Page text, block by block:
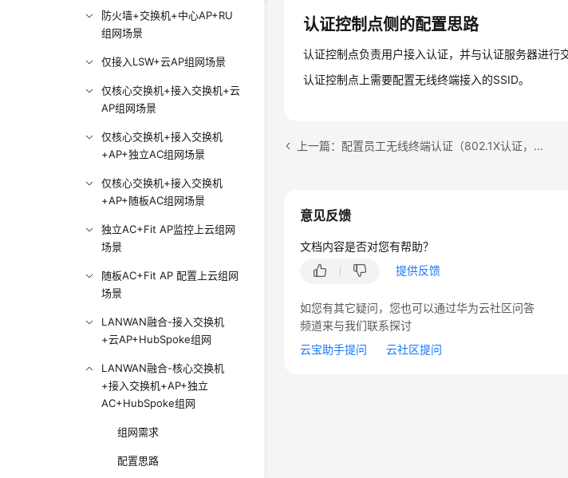
防火墙+交换机+中心AP+RU
组网场景
仅接入LSW+云AP组网场景
仅核心交换机+接入交换机+云
AP组网场景
仅核心交换机+接入交换机
+AP+独立AC组网场景
仅核心交换机+接入交换机
+AP+随板AC组网场景
独立AC+Fit AP监控上云组网
场景
随板AC+Fit AP 配置上云组网
场景
LANWAN融合-接入交换机
+云AP+HubSpoke组网
LANWAN融合-核心交换机
+接入交换机+AP+独立
AC+HubSpoke组网
组网需求
配置思路
认证控制点侧的配置思路
认证控制点负责用户接入认证，并与认证服务器进行
认证控制点上需要配置无线终端接入的SSID。
上一篇：配置员工无线终端认证（802.1X认证，独立AC为认证点）
意见反馈
文档内容是否对您有帮助？
提供反馈
如您有其它疑问，您也可以通过华为云社区问答
频道来与我们联系探讨
云宝助手提问
云社区提问